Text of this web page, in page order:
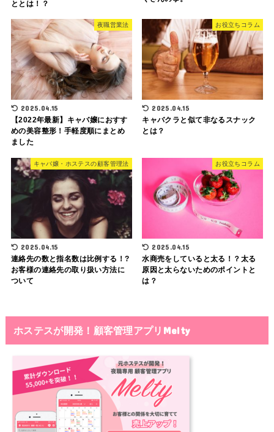
ととは！？
夜職営業法
2025.04.15
【2022年最新】キャバ嬢におすす
めの美容整形！手軽度順にまとめ
ました
お役立ちコラム
2025.04.15
キャバクラと似て非なるスナック
とは？
キャバ嬢・ホステスの顧客管理法
2025.04.15
連絡先の数と指名数は比例する！?
お客様の連絡先の取り扱い方法に
ついて
お役立ちコラム
2025.04.15
水商売をしていると太る！？太る
原因と太らないためのポイントと
は？
ホステスが開発！顧客管理アプリMelty